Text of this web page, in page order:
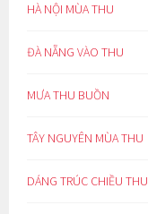
HÀ NỘI MÙA THU
ĐÀ NẴNG VÀO THU
MƯA THU BUỒN
TÂY NGUYÊN MÙA THU
DÁNG TRÚC CHIỀU THU